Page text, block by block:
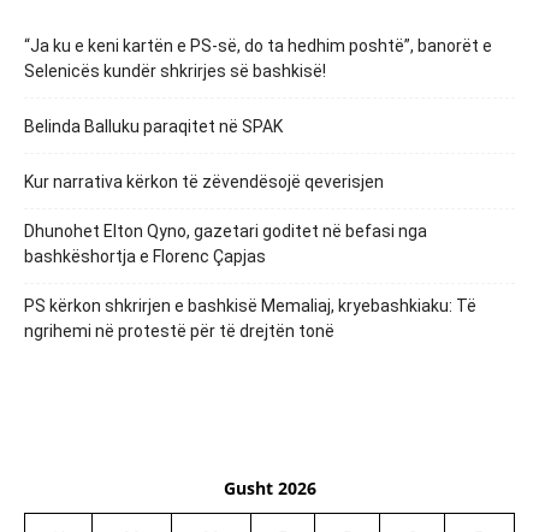
“Ja ku e keni kartën e PS-së, do ta hedhim poshtë”, banorët e
Selenicës kundër shkrirjes së bashkisë!
Belinda Balluku paraqitet në SPAK
Kur narrativa kërkon të zëvendësojë qeverisjen
Dhunohet Elton Qyno, gazetari goditet në befasi nga
bashkëshortja e Florenc Çapjas
PS kërkon shkrirjen e bashkisë Memaliaj, kryebashkiaku: Të
ngrihemi në protestë për të drejtën tonë
Gusht 2026